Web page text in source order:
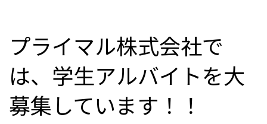
プライマル株式会社で
は、学生アルバイトを大
募集しています！！